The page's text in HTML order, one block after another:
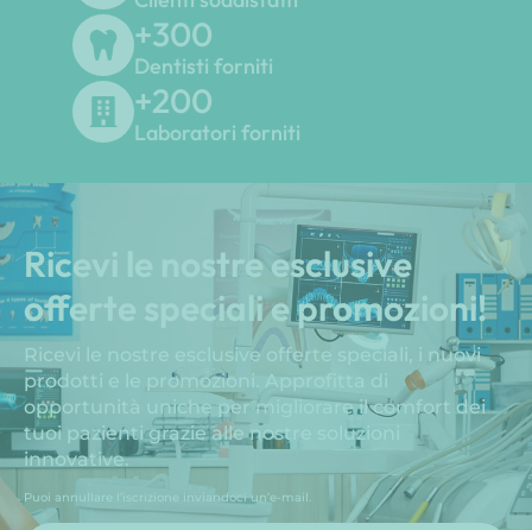
+300
Dentisti forniti
+200
Laboratori forniti
Ricevi le nostre esclusive
offerte speciali e promozioni!
Ricevi le nostre esclusive offerte speciali, i nuovi
prodotti e le promozioni. Approfitta di
opportunità uniche per migliorare il comfort dei
tuoi pazienti grazie alle nostre soluzioni
innovative.
Puoi annullare l’iscrizione inviandoci un’e-mail.